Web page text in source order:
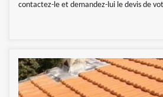
contactez-le et demandez-lui le devis de